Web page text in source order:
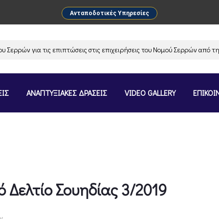
Ανταποδοτικές Υπηρεσίες
για τις επιπτώσεις στις επιχειρήσεις του Νομού Σερρών από
ΑΝΑΠΤΥΞΙΑΚΕΣ ΔΡΑΣΕΙΣ VIDEO GALLERY
Δελτίο Σουηδίας 3/2019